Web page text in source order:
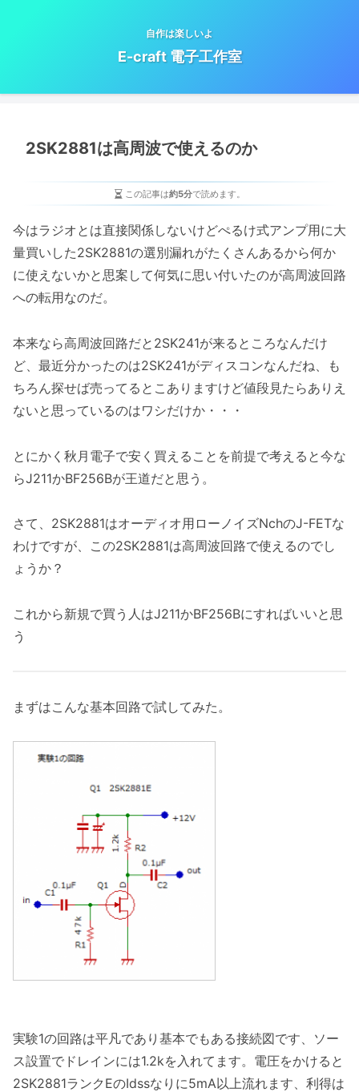
自作は楽しいよ
E-craft 電子工作室
2SK2881は高周波で使えるのか
この記事は約5分で読めます。
今はラジオとは直接関係しないけどぺるけ式アンプ用に大
量買いした2SK2881の選別漏れがたくさんあるから何か
に使えないかと思案して何気に思い付いたのが高周波回路
への転用なのだ。
本来なら高周波回路だと2SK241が来るところなんだけ
ど、最近分かったのは2SK241がディスコンなんだね、も
ちろん探せば売ってるとこありますけど値段見たらありえ
ないと思っているのはワシだけか・・・
とにかく秋月電子で安く買えることを前提で考えると今な
らJ211かBF256Bが王道だと思う。
さて、2SK2881はオーディオ用ローノイズNchのJ-FETな
わけですが、この2SK2881は高周波回路で使えるのでし
ょうか？
これから新規で買う人はJ211かBF256Bにすればいいと思
う
まずはこんな基本回路で試してみた。
実験1の回路は平凡であり基本でもある接続図です、ソー
ス設置でドレインには1.2kを入れてます。電圧をかけると
2SK2881ランクEのIdssなりに5mA以上流れます、利得は